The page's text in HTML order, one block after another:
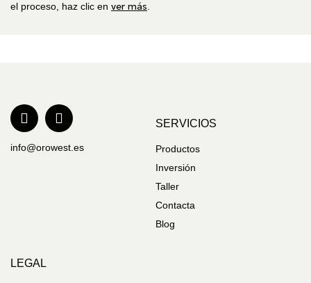
el proceso, haz clic en ver más
info@orowest.es
SERVICIOS
Productos
Inversión
Taller
Contacta
Blog
LEGAL